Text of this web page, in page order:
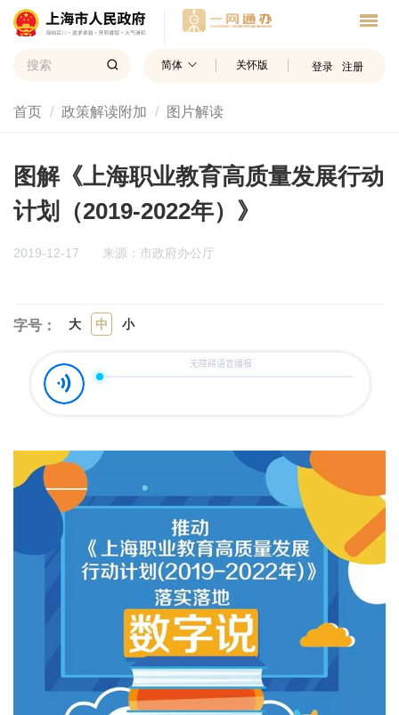
简体 关怀版 登录 注册
首页 政策解读附加 图片解读
图解《上海职业教育高质量发展行动
计划（2019-2022年）》
2019-12-17 来源：市政府办公厅
字号： 大 中 小